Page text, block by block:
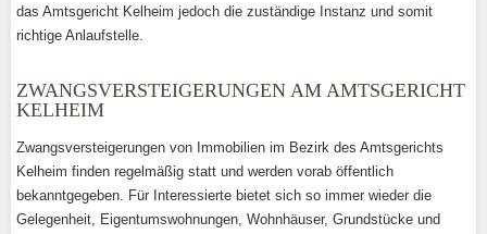
das Amtsgericht Kelheim jedoch die zuständige Instanz und somit
richtige Anlaufstelle.
ZWANGSVERSTEIGERUNGEN AM AMTSGERICHT
KELHEIM
Zwangsversteigerungen von Immobilien im Bezirk des Amtsgerichts
Kelheim finden regelmäßig statt und werden vorab öffentlich
bekanntgegeben. Für Interessierte bietet sich so immer wieder die
Gelegenheit, Eigentumswohnungen, Wohnhäuser, Grundstücke und